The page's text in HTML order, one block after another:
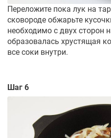
Переложите пока лук на
сковороде обжарьте
необходимо с двух сторон
образовалась хрустящая
все соки внутри.
Шаг 6